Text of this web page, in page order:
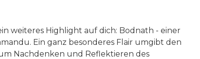
weiteres Highlight auf dich: Bodnath - einer
Ein ganz besonderes Flair umgibt den
Nachdenken und Reflektieren des